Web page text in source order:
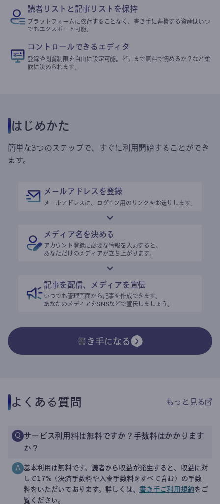
読者リストと記事リストを保持
プラットフォームに依存することなく、書き手に蓄積する資産はいつ
でもエクスポート可能。
コントロールできるエディタ
登録や閲覧制限を自由に設定可能。どこまで無料で読めるか？など柔
軟に決められます。
はじめかた
簡単な3つのステップで、すぐに利用開始することができ
ます。
メールアドレスを登録
メールアドレスに、ログイン用のリンクをお送りします。
メディア名を決める
アカウント登録に必要な情報を入力すると、
あなただけのメディアが立ち上がります。
記事を配信、メディアを宣伝
いつでも管理画面から記事を作成できます。
あなたのメディアをSNSなどで宣伝しましょう。
書き手になる
よくある質問 もっと見る
Q サービス利用料は無料ですか？手数料はかかります
か？
A 基本利用は無料です。読者から収益が発生すると、収益に対
して17%（決済手数料や入金手数料をすべて含む）の手数
料をいただいております。詳しくは、 書き手ご利用規約 をご
覧ください。